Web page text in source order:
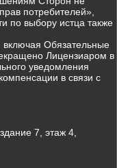
потребителей»,
по выбору истца также
Обязательные
Лицензиаром в
уведомления
в связи с
7, этаж 4,